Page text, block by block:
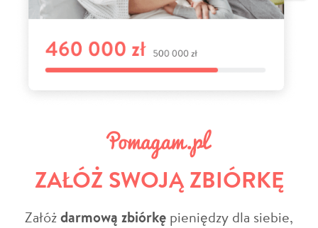
ZAŁÓŻ SWOJĄ ZBIÓRKĘ
Załóżdarmową zbiórkę pieniędzy dla siebie,